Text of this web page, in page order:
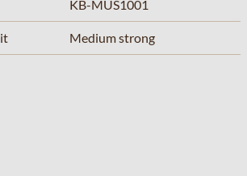
KB-MUS1001
Medium strong